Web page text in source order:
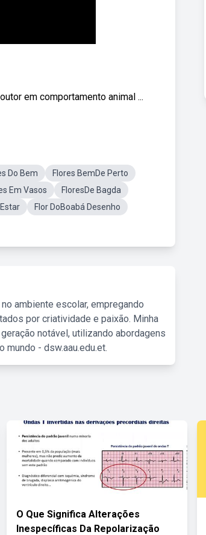
em comportamento animal ...
Do Bem
Flores BemDe Perto
Em Vasos
FloresDe Bagda
Flor DoBoabá Desenho
ambiente escolar, empregando
por criatividade e paixão. Minha
notável, utilizando abordagens
- dsw.aau.edu.et.
O Que Significa Alterações
Inespecíficas Da Repolarização